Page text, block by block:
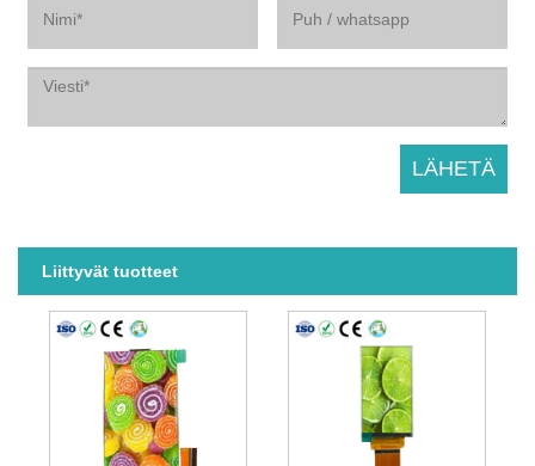
Liittyvät tuotteet